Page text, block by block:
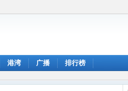
港湾 广播 排行榜